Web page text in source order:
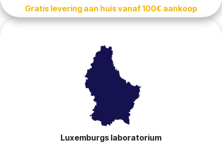
Gratis levering aan huis vanaf 100€ aankoop
Luxemburgs laboratorium